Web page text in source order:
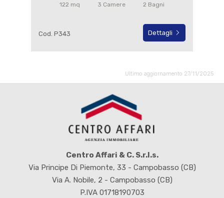
122 mq 3 Camere 2 Bagni
Cod. P343 Dettagli
Ultimo aggiornamento 27/11/2025
Centro Affari & C. S.r.l.s.
Via Principe Di Piemonte, 33 - Campobasso (CB)
Via A. Nobile, 2 - Campobasso (CB)
P.IVA 01718190703